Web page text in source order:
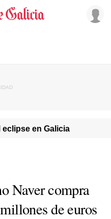
eclipse en Galicia
Naver compra
de euros